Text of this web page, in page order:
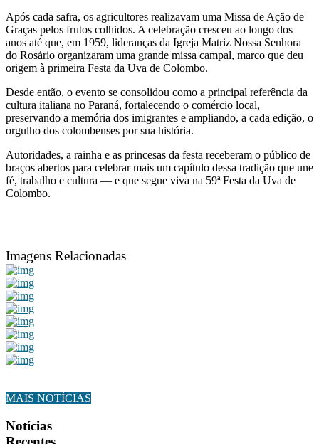
Após cada safra, os agricultores realizavam uma Missa de Ação de
Graças pelos frutos colhidos. A celebração cresceu ao longo dos
anos até que, em 1959, lideranças da Igreja Matriz Nossa Senhora
do Rosário organizaram uma grande missa campal, marco que deu
origem à primeira Festa da Uva de Colombo.
Desde então, o evento se consolidou como a principal referência da
cultura italiana no Paraná, fortalecendo o comércio local,
preservando a memória dos imigrantes e ampliando, a cada edição, o
orgulho dos colombenses por sua história.
Autoridades, a rainha e as princesas da festa receberam o público de
braços abertos para celebrar mais um capítulo dessa tradição que une
fé, trabalho e cultura — e que segue viva na 59ª Festa da Uva de
Colombo.
Imagens Relacionadas
MAIS NOTÍCIAS
Notícias